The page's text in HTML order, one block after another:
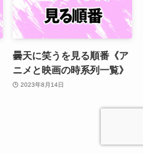
曇天に笑うを見る順番《ア
ニメと映画の時系列一覧》
2023年8月14日